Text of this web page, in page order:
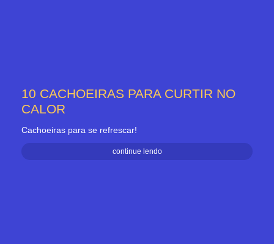
10 CACHOEIRAS PARA CURTIR NO
CALOR
Cachoeiras para se refrescar!
continue lendo